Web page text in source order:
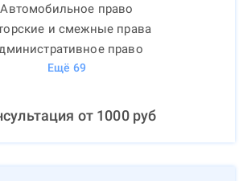
Автомобильное право
и смежные права
право
Ещё 69
от 1000руб